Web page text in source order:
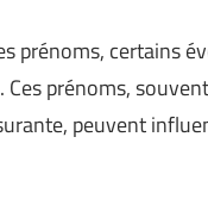
prénoms, certains
prénoms,
peuvent